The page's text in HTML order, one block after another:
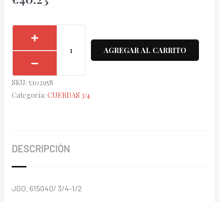
1/2
cantidad
AGREGAR AL CARRITO
SKU: 5102958
Categoría: CUERDAS 3/4
DESCRIPCIÓN
JGO. 615040/ 3/4-1/2